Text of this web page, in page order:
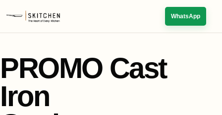
WhatsApp
PROMO Cast
Iron